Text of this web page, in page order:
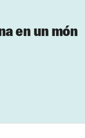
en un món